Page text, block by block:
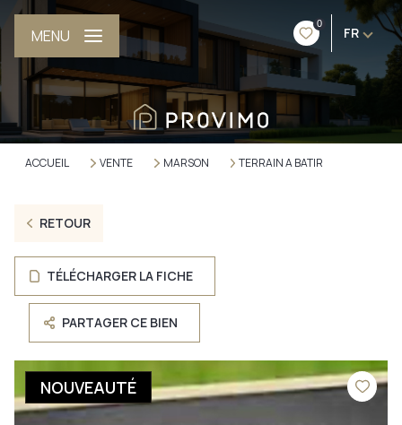
0
FR
MENU
ACCUEIL VENTE MARSON TERRAIN A BATIR
RETOUR
TÉLÉCHARGER LA FICHE
PARTAGER CE BIEN
NOUVEAUTÉ